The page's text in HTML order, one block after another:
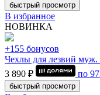
быстрый просмотр
В избранное
НОВИНКА
+155 бонусов
Чехлы для лезвий
3 890 ₽
по
быстрый просмотр